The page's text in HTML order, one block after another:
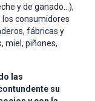
y de ganado…),
consumidores
fábricas y
miel, piñones,
las
su